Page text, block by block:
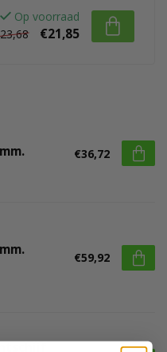
Op voorraad
€21,85
€36,72
€59,92